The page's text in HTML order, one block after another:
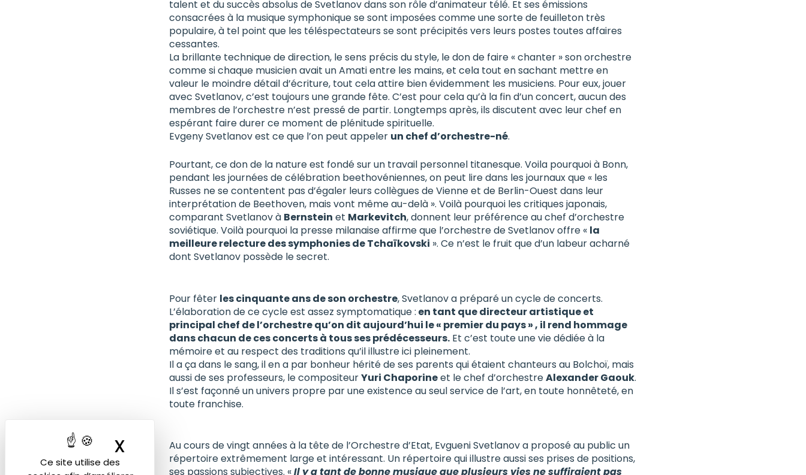
Ce site utilise des
X Masquer le bandeau des cookies
talent et du succès absolus de Svetlanov dans son rôle d’animateur télé. Et ses émissions
consacrées à la musique symphonique se sont imposées comme une sorte de feuilleton très
populaire, à tel point que les téléspectateurs se sont précipités vers leurs postes toutes affaires
cessantes.
La brillante technique de direction, le sens précis du style, le don de faire «chanter » son orchestre
comme si chaque musicien avait un Amati entre les mains, et cela tout en sachant mettre en
valeur le moindre détail d’écriture, tout cela attire bien évidemment les musiciens. Pour eux, jouer
avec Svetlanov, c’est toujours une grande fête. C’est pour cela qu’à la fin d’un concert, aucun des
membres de l’orchestre n’est pressé de partir. Longtemps après, ils discutent avec leur chef en
espérant faire durer ce moment de plénitude spirituelle.
Evgeny Svetlanov est ce que l’on peut appeler un chef d’orchestre-né.
Pourtant, ce don de la nature est fondé sur un travail personnel titanesque. Voila pourquoi à Bonn,
pendant les journées de célébration beethovéniennes, on peut lire dans les journaux que « les
Russes ne se contentent pas d’égaler leurs collègues de Vienne et de Berlin-Ouest dans leur
interprétation de Beethoven, mais vont même au-delà ». Voilà pourquoi les critiques japonais,
comparant Svetlanov à Bernstein et Markevitch, donnent leur préférence au chef d’orchestre
soviétique. Voilà pourquoi la presse milanaise affirme que l’orchestre de Svetlanov offre « la
meilleure relecture des symphonies de Tchaïkovski ». Ce n’est le fruit que d’un labeur acharné
dont Svetlanov possède le secret.
Pour fêter les cinquante ans de son orchestre, Svetlanov a préparé un cycle de concerts.
L’élaboration de ce cycle est assez symptomatique : en tant que directeur artistique et
principal chef de l’orchestre qu’on dit aujourd’hui le « premier du pays » , il rend hommage
dans chacun de ces concerts à tous ses prédécesseurs. Et c’est toute une vie dédiée à la
mémoire et au respect des traditions qu’il illustre ici pleinement.
Il a ça dans le sang, il en a par bonheur hérité de ses parents qui étaient chanteurs au Bolchoï, mais
aussi de ses professeurs, le compositeurYuri Chaporineet le chef d’orchestreAlexander Gaouk.
Il s’est façonné un univers propre par une existence au seul service de l’art, en toute honnêteté, en
toute franchise.
Au cours de vingt années à la tête de l’Orchestre d’Etat, Evgueni Svetlanov a proposé au public un
répertoire extrêmement large et intéressant. Un répertoire qui illustre aussi ses prises de positions,
ses passions subjectives. «Il y a tant de bonne musique que plusieurs vies ne suffiraient pas